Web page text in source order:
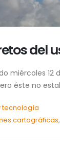
del
miércoles
éste no
tecnología
cartográficas,